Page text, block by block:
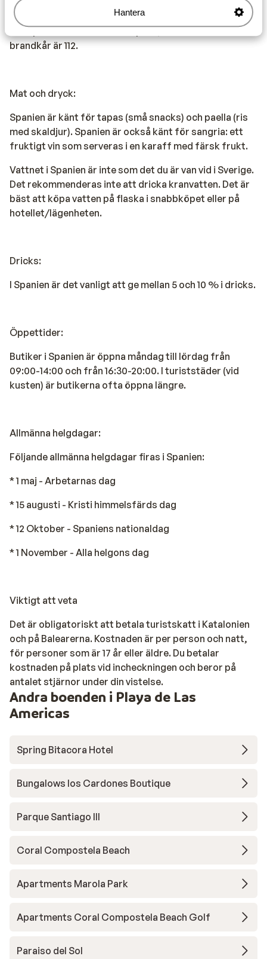
Hantera
Nödnummer:
Det spanska nödnumret för polis, ambulans och
brandkår är 112.
Mat och dryck:
Spanien är känt för tapas (små snacks) och paella (ris
med skaldjur). Spanien är också känt för sangria: ett
fruktigt vin som serveras i en karaff med färsk frukt.
Vattnet i Spanien är inte som det du är van vid i Sverige.
Det rekommenderas inte att dricka kranvatten. Det är
bäst att köpa vatten på flaska i snabbköpet eller på
hotellet/lägenheten.
Dricks:
I Spanien är det vanligt att ge mellan 5 och 10 % i dricks.
Öppettider:
Butiker i Spanien är öppna måndag till lördag från
09:00-14:00 och från 16:30-20:00. I turiststäder (vid
kusten) är butikerna ofta öppna längre.
Allmänna helgdagar:
Följande allmänna helgdagar firas i Spanien:
* 1 maj - Arbetarnas dag
* 15 augusti - Kristi himmelsfärds dag
* 12 Oktober - Spaniens nationaldag
* 1 November - Alla helgons dag
Viktigt att veta
Det är obligatoriskt att betala turistskatt i Katalonien
och på Balearerna. Kostnaden är per person och natt,
för personer som är 17 år eller äldre. Du betalar
kostnaden på plats vid incheckningen och beror på
antalet stjärnor under din vistelse.
Andra boenden i Playa de Las
Americas
Spring Bitacora Hotel
Bungalows los Cardones Boutique
Parque Santiago III
Coral Compostela Beach
Apartments Marola Park
Apartments Coral Compostela Beach Golf
Paraiso del Sol